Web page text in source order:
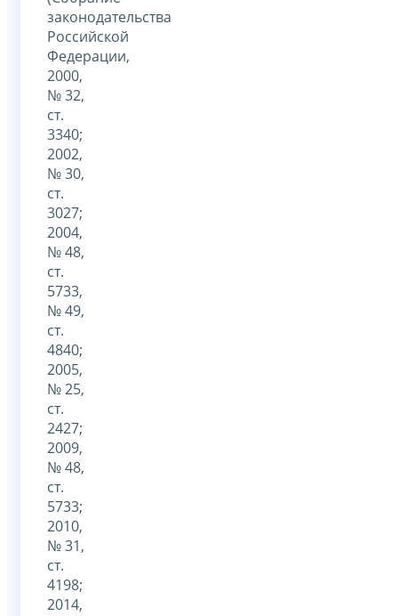
законодательства
Российской
Федерации,
2000,
№ 32,
ст.
3340;
2002,
№ 30,
ст.
3027;
2004,
№ 48,
ст.
5733,
№ 49,
ст.
4840;
2005,
№ 25,
ст.
2427;
2009,
№ 48,
ст.
5733;
2010,
№ 31,
ст.
4198;
2014,